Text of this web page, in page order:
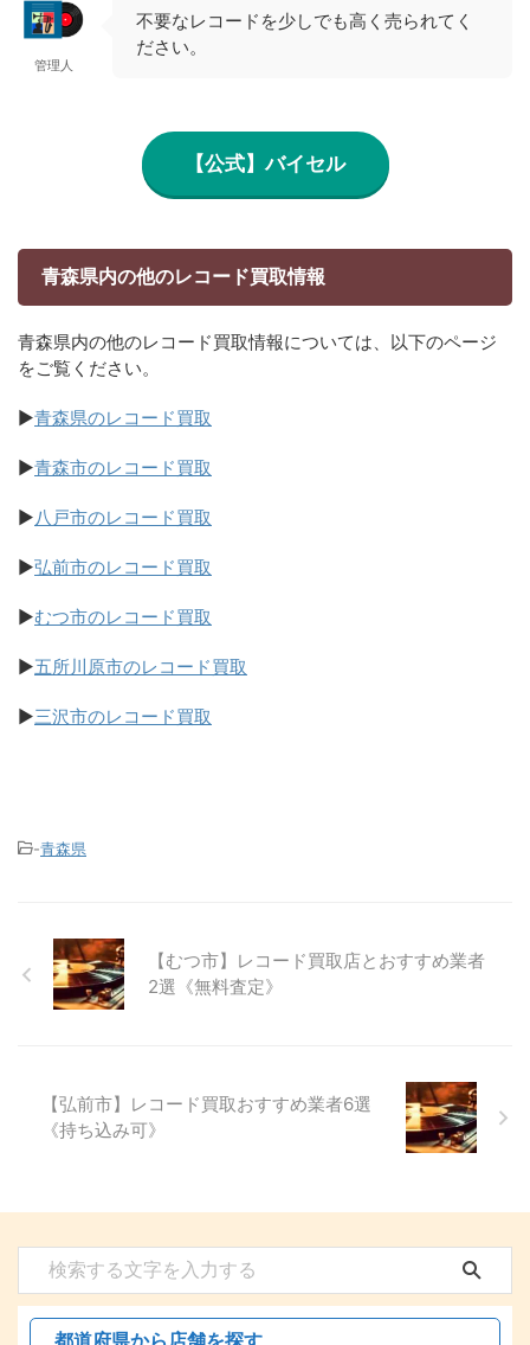
管理人
不要なレコードを少しでも高く売られてく
ださい。
【公式】バイセル
青森県内の他のレコード買取情報
青森県内の他のレコード買取情報については、以下のページ
をご覧ください。
▶青森県のレコード買取
▶青森市のレコード買取
▶八戸市のレコード買取
▶弘前市のレコード買取
▶むつ市のレコード買取
▶五所川原市のレコード買取
▶三沢市のレコード買取
-青森県
【むつ市】レコード買取店とおすすめ業者
2選《無料査定》
【弘前市】レコード買取おすすめ業者6選
《持ち込み可》
都道府県から店舗を探す